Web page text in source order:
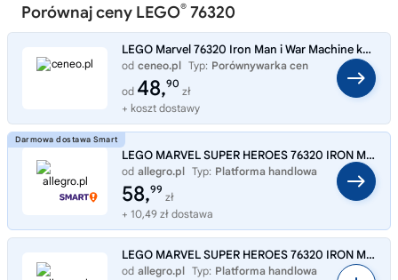
Porównaj ceny LEGO® 76320
LEGO Marvel 76320 Iron Man i War Machine kontra drony Hammera
od ceneo.pl Typ: Porównywarka cen
od 48,90
zł
+ koszt dostawy
LEGO MARVEL SUPER HEROES 76320 IRON MAN I WAR MACHINE KONTRA DRONY HAMMERA
od allegro.pl Typ: Platforma handlowa
58,99
zł
+ 10,49 zł dostawa
LEGO MARVEL SUPER HEROES 76320 IRON MAN I WAR MACHINE KONTRA DRONY HAMMERA
od allegro.pl Typ: Platforma handlowa